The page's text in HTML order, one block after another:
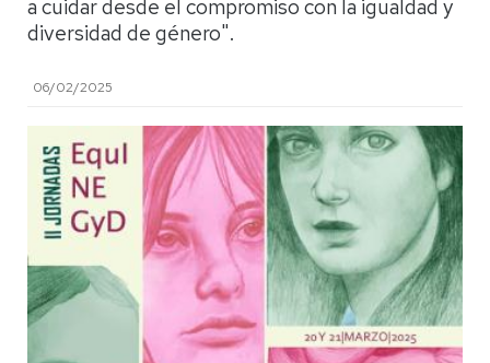
a cuidar desde el compromiso con la igualdad y
diversidad de género".
06/02/2025